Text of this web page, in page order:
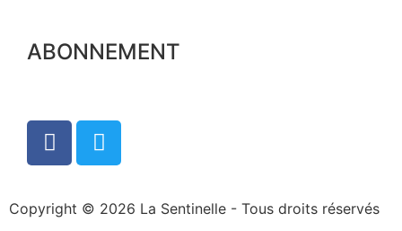
ABONNEMENT
Copyright © 2026 La Sentinelle - Tous droits réservés